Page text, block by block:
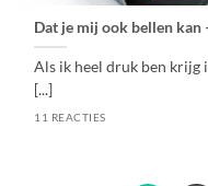
Dat je mij ook bellen kan
Als ik heel druk ben krijg
[...]
11 REACTIES